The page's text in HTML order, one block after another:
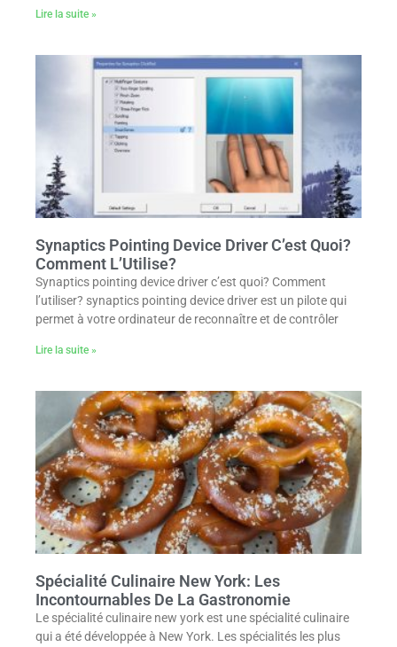
Lire la suite »
Synaptics Pointing Device Driver C’est Quoi?
Comment L’Utilise?
Synaptics pointing device driver c’est quoi? Comment
l’utiliser? synaptics pointing device driver est un pilote qui
permet à votre ordinateur de reconnaître et de contrôler
Lire la suite »
Spécialité Culinaire New York: Les
Incontournables De La Gastronomie
Le spécialité culinaire new york est une spécialité culinaire
qui a été développée à New York. Les spécialités les plus